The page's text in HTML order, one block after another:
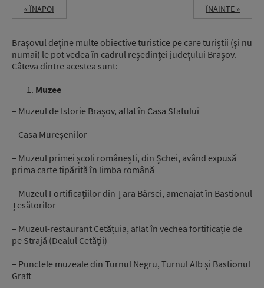
« ÎNAPOI ÎNAINTE »
Braşovul deţine multe obiective turistice pe care turiştii (şi nu
numai) le pot vedea în cadrul reşedinţei judeţului Braşov.
Câteva dintre acestea sunt:
Muzee
– Muzeul de Istorie Brașov, aflat în Casa Sfatului
– Casa Mureșenilor
– Muzeul primei școli românești, din Șchei, având expusă
prima carte tipărită în limba română
– Muzeul Fortificațiilor din Țara Bârsei, amenajat în Bastionul
Țesătorilor
– Muzeul-restaurant Cetățuia, aflat în vechea fortificație de
pe Strajă (Dealul Cetății)
– Punctele muzeale din Turnul Negru, Turnul Alb și Bastionul
Graft